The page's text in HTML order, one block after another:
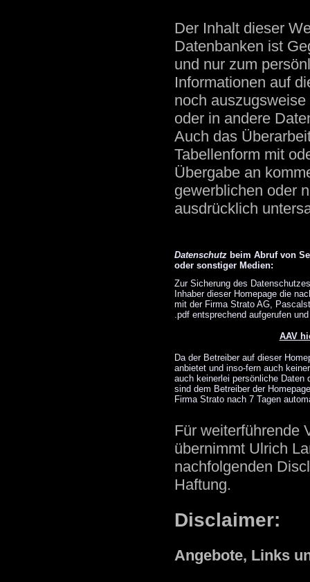
Der Inhalt dieser
Datenbanken ist
und nur zum
Informationen auf
noch
oder in andere
Auch das
Tabellenform mit
Übergabe an
gewerblichen oder
ausdrücklich
Datenschutz beim Abruf von
oder sonstiger Medien:
Zur Sicherung des
Inhaber dieser Homepage die
mit der Firma Strato AG,
.pdf entsprechend aufgerufen
AAV
Da der Betreiber auf dieser
anbietet und inso-fern auch
auch keinerlei persönliche Daten
sind dem Betreiber der
Firma Strato nach 7 Tagen
Für weiterführende
übernimmt Ulrich
nachfolgenden
Haftung.
Disclaimer:
Angebote, Links